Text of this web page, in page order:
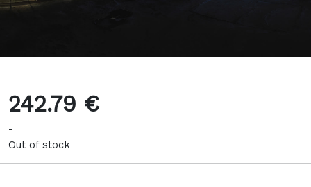
242.79 €
-
Out of stock